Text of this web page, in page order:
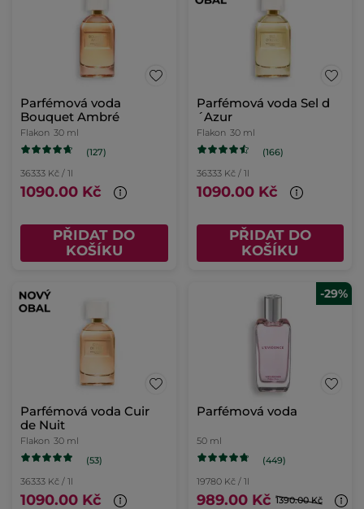
Parfémová voda
Bouquet Ambré
Flakon 30 ml
(127)
36333 Kč / 1l
1090.00 Kč
PŘIDAT DO
KOŠÍKU
Parfémová voda Sel d
´Azur
Flakon 30 ml
(166)
36333 Kč / 1l
1090.00 Kč
PŘIDAT DO
KOŠÍKU
Parfémová voda Cuir
de Nuit
Flakon 30 ml
(53)
36333 Kč / 1l
1090.00 Kč
-29%
Parfémová voda
50 ml
(449)
19780 Kč / 1l
989.00 Kč 1390.00 Kč